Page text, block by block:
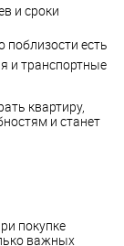
и сроки
поблизости есть
и транспортные
квартиру,
и станет
покупке
важных